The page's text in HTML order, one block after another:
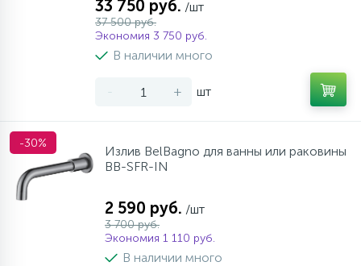
33 750 руб. /шт
37 500 руб.
Экономия 3 750 руб.
В наличии много
- + шт
-30%
Излив BelBagno для ванны или раковины
BB-SFR-IN
2 590 руб. /шт
3 700 руб.
Экономия 1 110 руб.
В наличии много